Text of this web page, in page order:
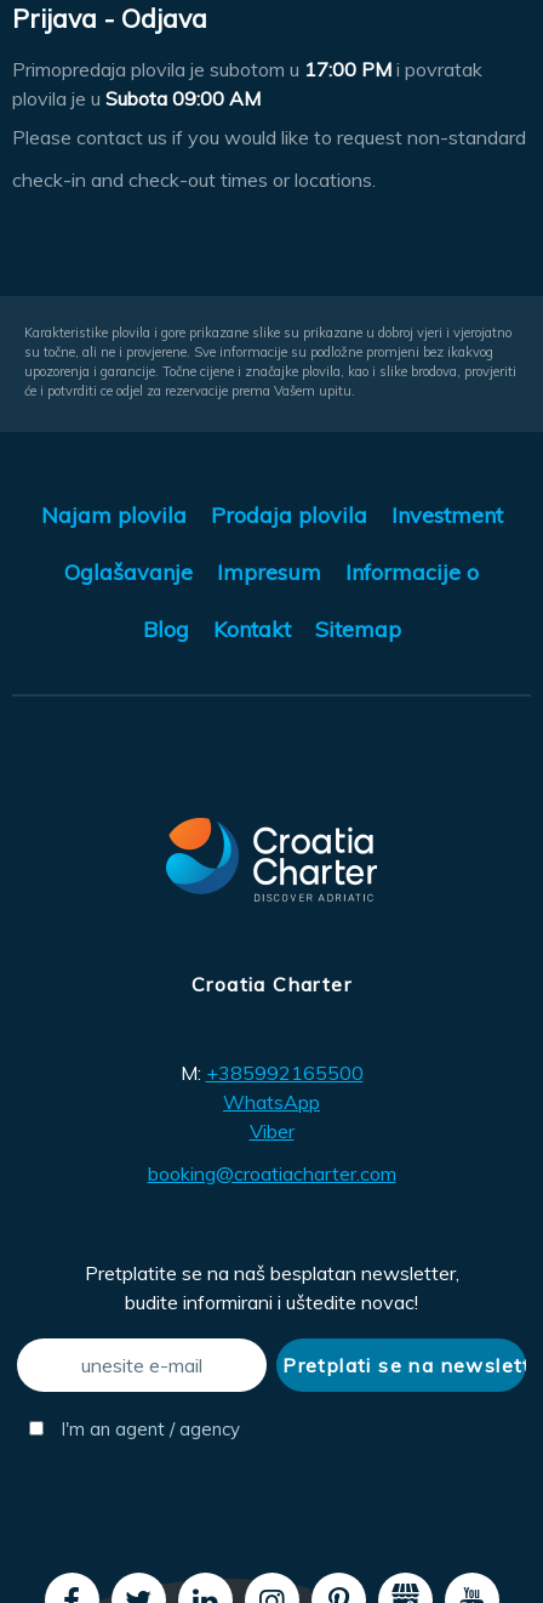
Prijava - Odjava
Primopredaja plovila je subotom u 17:00 PM i povratak
plovila je u Subota 09:00 AM
Please contact us if you would like to request non-standard
check-in and check-out times or locations.
Karakteristike plovila i gore prikazane slike su prikazane u dobroj vjeri i vjerojatno
su točne, ali ne i provjerene. Sve informacije su podložne promjeni bez ikakvog
upozorenja i garancije. Točne cijene i značajke plovila, kao i slike brodova, provjeriti
će i potvrditi ce odjel za rezervacije prema Vašem upitu.
Najam plovila Prodaja plovila Investment
Oglašavanje Impresum Informacije o
Blog Kontakt Sitemap
Croatia Charter
M: +385992165500
WhatsApp
Viber
booking@croatiacharter.com
Pretplatite se na naš besplatan newsletter,
budite informirani i uštedite novac!
I'm an agent / agency